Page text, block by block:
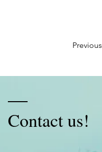
Previous
Contact us!